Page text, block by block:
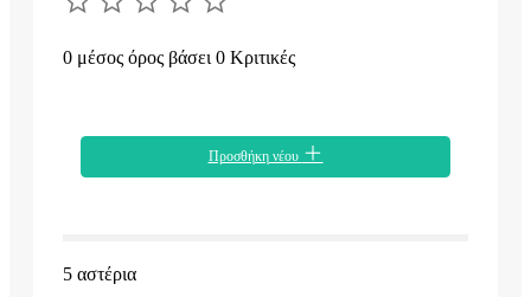
0 μέσος όρος βάσει 0 Κριτικές
Προσθήκη νέου
5 αστέρια